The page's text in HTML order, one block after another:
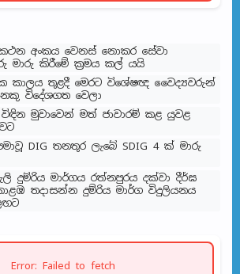
අංකය වෙනස් නොකර සේවා
මාරු කිරීමේ ක්‍රමය කල් යයි
කාලය තුළදී මෙරට විශේෂඥ වෛද්‍යවරුන්
විදේශගත වෙලා
මුවාවෙන් මත් ජාවාරම් කළ යුවළ
DIG තනතුර ලැබේ SDIG 4 ක් මාරු
දුම්රිය මාර්ගය රත්නපුරය දක්වා දීර්ඝ
තදාසන්න දුම්රිය මාර්ග විදුලියනය
Error: Failed to fetch